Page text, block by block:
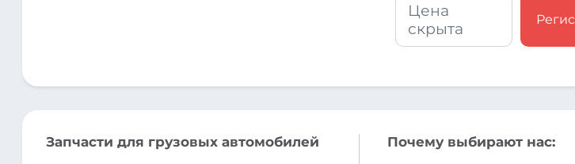
Цена
скрыта
Запчасти для грузовых автомобилей Почему выбирают нас: